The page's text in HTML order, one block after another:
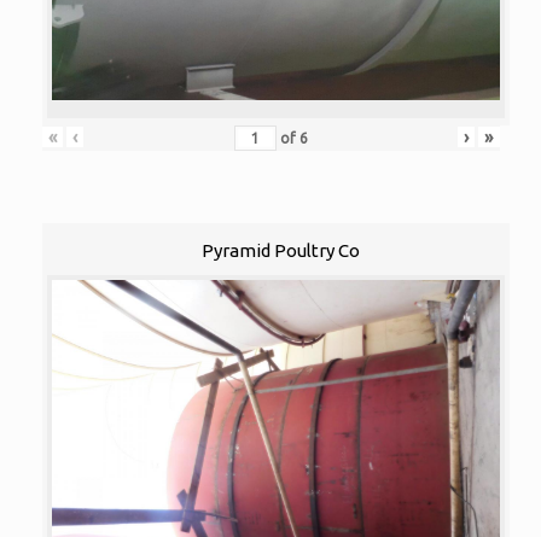
« ‹ of 6 › »
Pyramid Poultry Co